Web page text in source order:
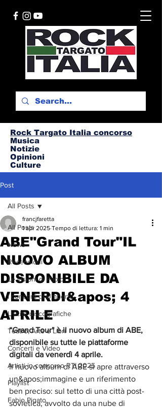
Rock Targato Italia concorso
Musica
Notizie
Opinioni
Culture
Post
All Posts
News
Recensioni
Le visioni di Paolo
I concerti di Umberto
Uscite discografiche
Teatro, Arte e Libri
Concerti e Video
Artisti in concorso RTI 2025
Playlist
Fabio Pigato
All Posts
ABE"Grand Tour"IL
NUOVO ALBUM
DISPONIBILE DA
VENERDI&apos; 4
APRILE
francjfaretta
1 apr 2025 Tempo di lettura: 1 min
“Grand Tour" è il nuovo album di ABE,
disponibile su tutte le piattaforme
digitali da venerdì 4 aprile.
Il nuovo album di ABE si apre attraverso
un&apos;immagine e un riferimento
ben preciso: sul tetto di una città post-
sovietica, avvolto da una nube di